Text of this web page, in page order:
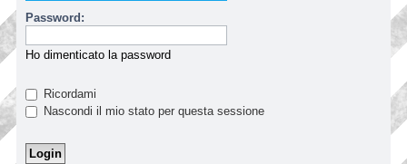
Password:
Ho dimenticato la password
Ricordami
Nascondi il mio stato per questa sessione